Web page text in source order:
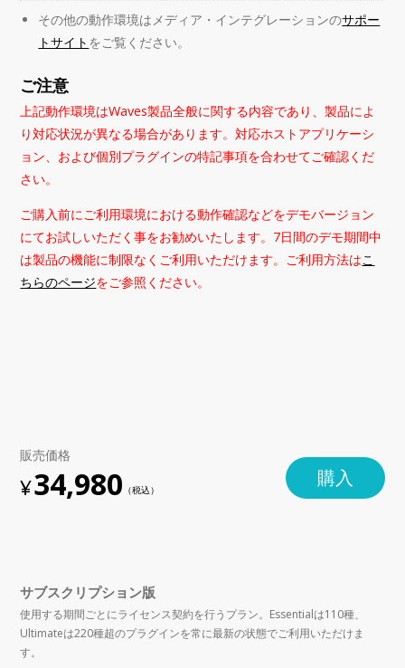
その他の動作環境はメディア・インテグレーションのサポー
トサイト をご覧ください。
ご注意
上記動作環境はWaves製品全般に関する内容であり、製品によ
り対応状況が異なる場合があります。対応ホストアプリケーシ
ョン、および個別プラグインの特記事項を合わせてご確認くだ
さい。
ご購入前にご利用環境における動作確認などをデモバージョン
にてお試しいただく事をお勧めいたします。7日間のデモ期間中
は製品の機能に制限なくご利用いただけます。ご利用方法はこ
ちらのページをご参照ください。
販売価格
34,980 購入
サブスクリプション版
使用する期間ごとにライセンス契約を行うプラン。Essentialは110種、
Ultimateは220種超のプラグインを常に最新の状態でご利用いただけま
す。